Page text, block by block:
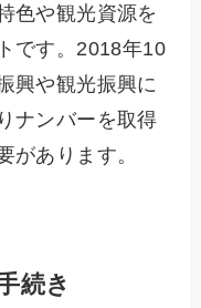
色や観光資源を
です。2018年10
興や観光振興に
ナンバーを取得
があります。
続き